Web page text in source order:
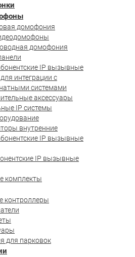
домофония
домофония
IP вызывные
интеграции с
системами
аксессуары
IP системы
внутренние
IP вызывные
IP вызывные
комплекты
контроллеры
для парковок